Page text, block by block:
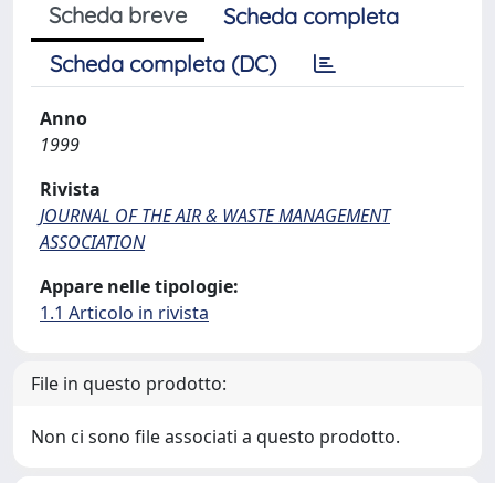
Scheda breve
Scheda completa
Scheda completa (DC)
Anno
1999
Rivista
JOURNAL OF THE AIR & WASTE MANAGEMENT
ASSOCIATION
Appare nelle tipologie:
1.1 Articolo in rivista
File in questo prodotto:
Non ci sono file associati a questo prodotto.